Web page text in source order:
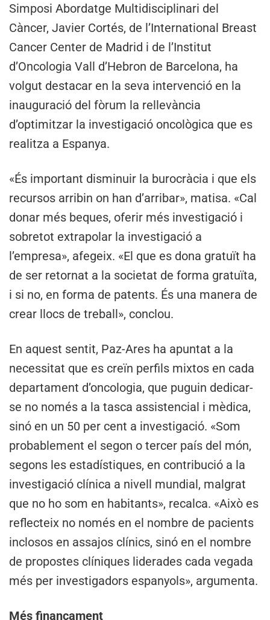
Simposi Abordatge Multidisciplinari del
Càncer, Javier Cortés, de l’International Breast
Cancer Center de Madrid i de l’Institut
d’Oncologia Vall d’Hebron de Barcelona, ha
volgut destacar en la seva intervenció en la
inauguració del fòrum la rellevància
d’optimitzar la investigació oncològica que es
realitza a Espanya.
«És important disminuir la burocràcia i que els
recursos arribin on han d’arribar», matisa. «Cal
donar més beques, oferir més investigació i
sobretot extrapolar la investigació a
l’empresa», afegeix. «El que es dona gratuït ha
de ser retornat a la societat de forma gratuïta,
i si no, en forma de patents. És una manera de
crear llocs de treball», conclou.
En aquest sentit, Paz-Ares ha apuntat a la
necessitat que es creïn perfils mixtos en cada
departament d’oncologia, que puguin dedicar-
se no només a la tasca assistencial i mèdica,
sinó en un 50 per cent a investigació. «Som
probablement el segon o tercer país del món,
segons les estadístiques, en contribució a la
investigació clínica a nivell mundial, malgrat
que no ho som en habitants», recalca. «Això es
reflecteix no només en el nombre de pacients
inclosos en assajos clínics, sinó en el nombre
de propostes clíniques liderades cada vegada
més per investigadors espanyols», argumenta.
Més finançament